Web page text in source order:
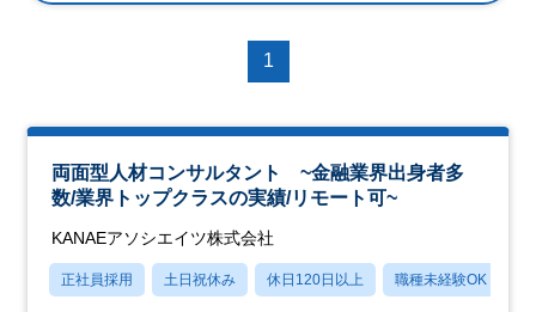
1
両面型人材コンサルタント ~金融業界出身者多
数/業界トップクラスの実績/リモート可~
KANAEアソシエイツ株式会社
正社員採用 土日祝休み 休日120日以上 職種未経験OK